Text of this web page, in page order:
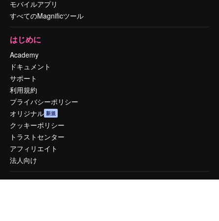
モバイルアプリ
すべてのMagnificツール
はじめに
Academy
ドキュメント
サポート
利用規約
プライバシーポリシー
オリジナル 新規
クッキーポリシー
トラストセンター
アフィリエイト
法人向け